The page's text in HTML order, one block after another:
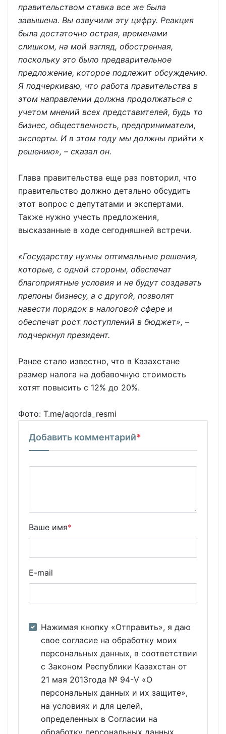
правительством ставка все же была
завышена. Вы озвучили эту цифру. Реакция
была достаточно острая, временами
слишком, на мой взгляд, обостренная,
поскольку это было предварительное
предложение, которое подлежит обсуждению.
Я подчеркиваю, что работа правительства в
этом направлении должна продолжаться с
учетом мнений всех представителей, будь то
бизнес, общественность, предприниматели,
эксперты. И в этом году мы должны прийти к
решению», – сказал он.
Глава правительства еще раз повторил, что
правительство должно детально обсудить
этот вопрос с депутатами и экспертами.
Также нужно учесть предложения,
высказанные в ходе сегодняшней встречи.
«Государству нужны оптимальные решения,
которые, с одной стороны, обеспечат
благоприятные условия и не будут создавать
препоны бизнесу, а с другой, позволят
навести порядок в налоговой сфере и
обеспечат рост поступлений в бюджет», –
подчеркнул президент.
Ранее стало известно, что в Казахстане
размер налога на добавочную стоимость
хотят повысить с 12% до 20%.
Фото: T.me/aqorda_resmi
Добавить комментарий*
Ваше имя*
E-mail
Нажимая кнопку «Отправить», я даю
свое согласие на обработку моих
персональных данных, в соответствии
с Законом Республики Казахстан от
21 мая 2013года № 94-V «О
персональных данных и их защите»,
на условиях и для целей,
определенных в Согласии на